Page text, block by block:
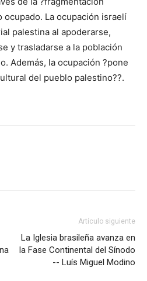
La ocupación israelí
palestina al apoderarse,
y trasladarse a la población
Además, la ocupación ?pone
del pueblo palestino??.
Artículo siguiente
La Iglesia brasileña avanza en
la Fase Continental del Sínodo
-- Luís Miguel Modino